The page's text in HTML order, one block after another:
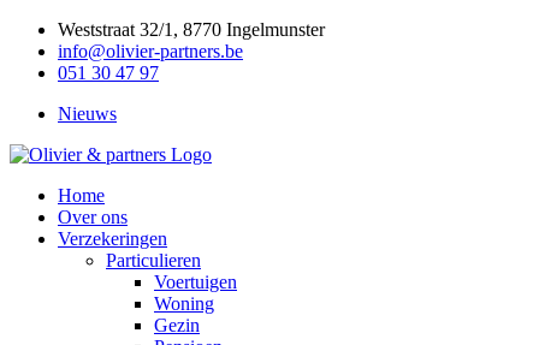
Skip
content
Weststraat 32/1, 8770 Ingelmunster
info@olivier-partners.be
051 30 47 97
Nieuws
Home
Over ons
Verzekeringen
Particulieren
Voertuigen
Woning
Gezin